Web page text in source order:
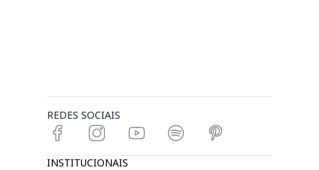
REDES SOCIAIS
INSTITUCIONAIS